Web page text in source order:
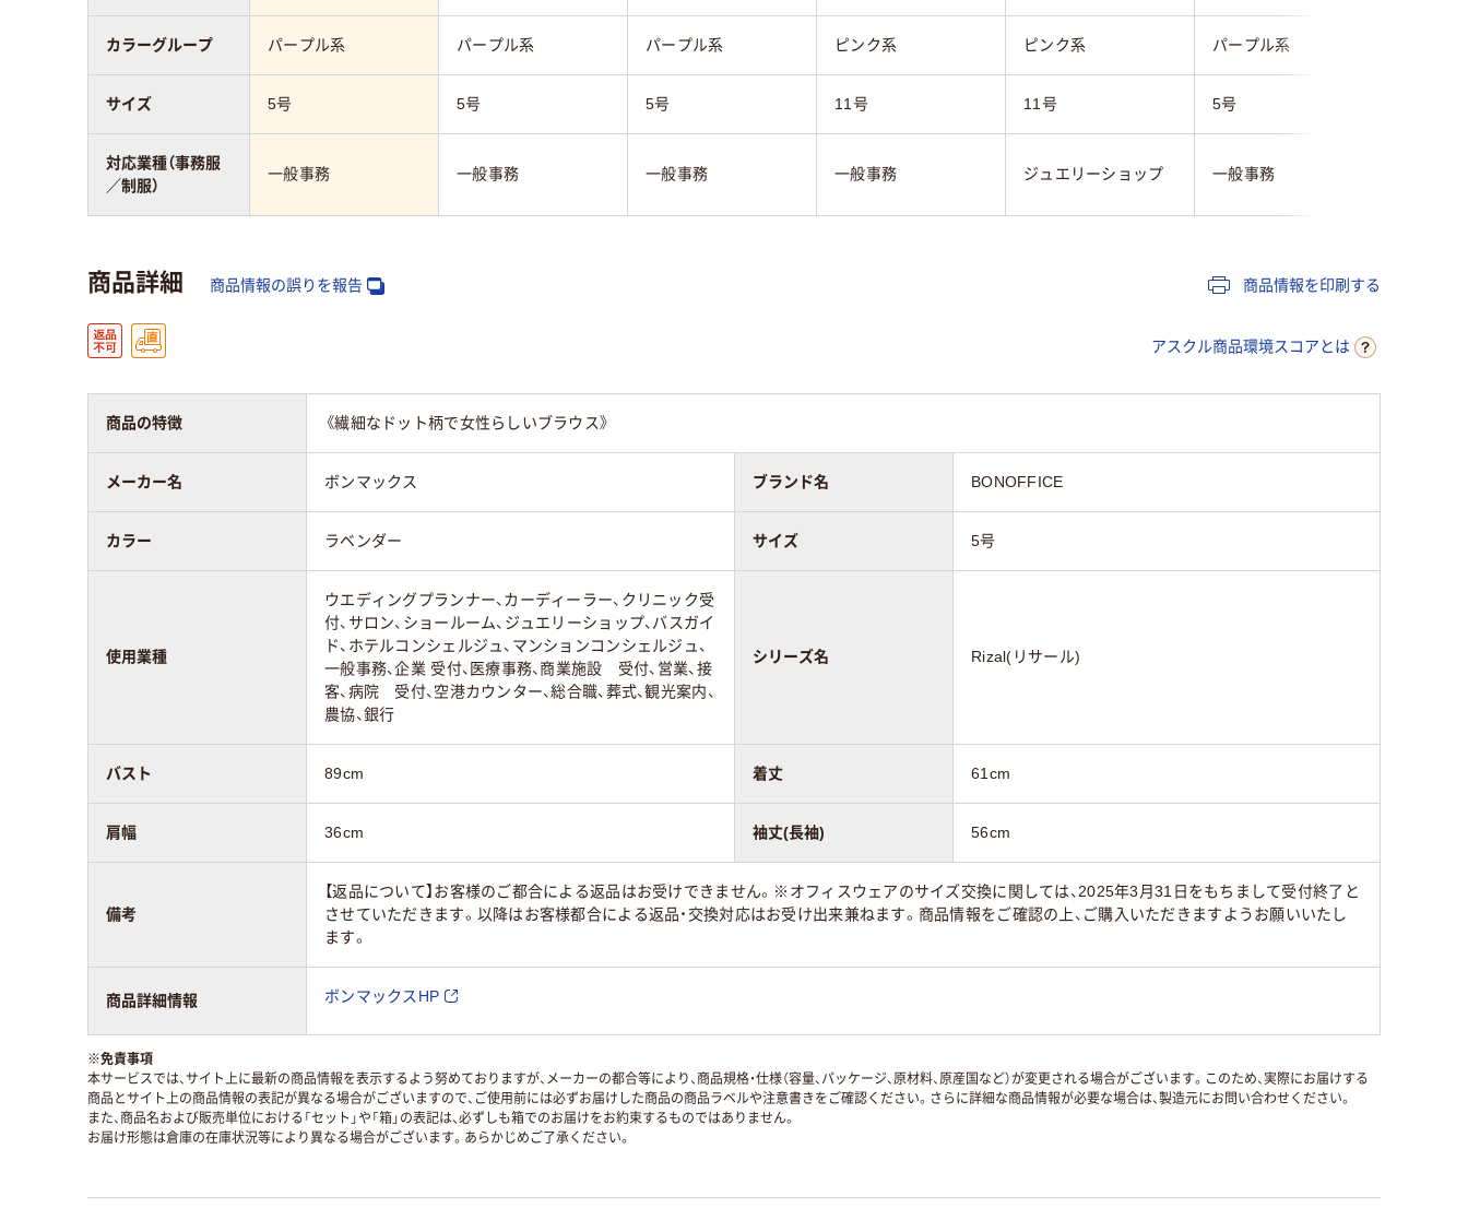
パープル系 パープル系 パープル系 ピンク系 ピンク系 パープル系
5号 5号 5号 11号 11号 5号
一般事務 一般事務 一般事務 一般事務 ジュエリーショップ 一般事務
カラーグループ
サイズ
対応業種（事務服
／制服）
商品詳細 商品情報の誤りを報告 商品情報を印刷する
アスクル商品環境スコアとは
商品の特徴 《繊細なドット柄で女性らしいブラウス》
メーカー名 ボンマックス ブランド名 BONOFFICE
カラー ラベンダー サイズ 5号
使用業種
ウエディングプランナー、カーディーラー、クリニック受
付、サロン、ショールーム、ジュエリーショップ、バスガイ
ド、ホテルコンシェルジュ、マンションコンシェルジュ、
一般事務、企業 受付、医療事務、商業施設 受付、営業、接
客、病院 受付、空港カウンター、総合職、葬式、観光案内、
農協、銀行
シリーズ名 Rizal(リサール)
バスト 89cm 着丈 61cm
肩幅 36cm 袖丈(長袖) 56cm
備考
【返品について】お客様のご都合による返品はお受けできません。※オフィスウェアのサイズ交換に関しては、2025年3月31日をもちまして受付終了と
させていただきます。以降はお客様都合による返品・交換対応はお受け出来兼ねます。商品情報をご確認の上、ご購入いただきますようお願いいたし
ます。
商品詳細情報 ボンマックスHP
※免責事項
本サービスでは、サイト上に最新の商品情報を表示するよう努めておりますが、メーカーの都合等により、商品規格・仕様（容量、パッケージ、原材料、原産国など）が変更される場合がございます。このため、実際にお届けする
商品とサイト上の商品情報の表記が異なる場合がございますので、ご使用前には必ずお届けした商品の商品ラベルや注意書きをご確認ください。さらに詳細な商品情報が必要な場合は、製造元にお問い合わせください。
また、商品名および販売単位における「セット」や「箱」の表記は、必ずしも箱でのお届けをお約束するものではありません。
お届け形態は倉庫の在庫状況等により異なる場合がございます。あらかじめご了承ください。